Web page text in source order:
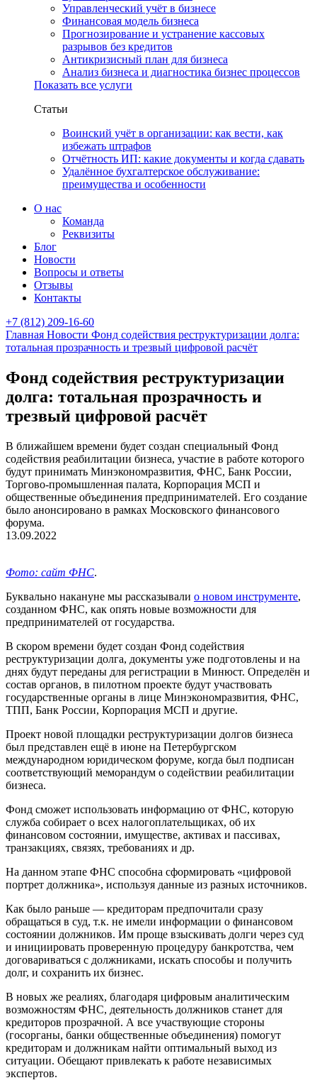
Управленческий учёт в бизнесе
Финансовая модель бизнеса
Прогнозирование и устранение кассовых
разрывов без кредитов
Антикризисный план для бизнеса
Анализ бизнеса и диагностика бизнес процессов
Показать все услуги
Статьи
Воинский учёт в организации: как вести, как
избежать штрафов
Отчётность ИП: какие документы и когда сдавать
Удалённое бухгалтерское обслуживание:
преимущества и особенности
О нас
Команда
Реквизиты
Блог
Новости
Вопросы и ответы
Отзывы
Контакты
+7 (812) 209-16-60
Главная Новости Фонд содействия реструктуризации долга:
тотальная прозрачность и трезвый цифровой расчёт
Фонд содействия реструктуризации
долга: тотальная прозрачность и
трезвый цифровой расчёт
В ближайшем времени будет создан специальный Фонд
содействия реабилитации бизнеса, участие в работе которого
будут принимать Минэкономразвития, ФНС, Банк России,
Торгово-промышленная палата, Корпорация МСП и
общественные объединения предпринимателей. Его создание
было анонсировано в рамках Московского финансового
форума.
13.09.2022
Фото: сайт ФНС.
Буквально накануне мы рассказывали о новом инструменте,
созданном ФНС, как опять новые возможности для
предпринимателей от государства.
В скором времени будет создан Фонд содействия
реструктуризации долга, документы уже подготовлены и на
днях будут переданы для регистрации в Минюст. Определён и
состав органов, в пилотном проекте будут участвовать
государственные органы в лице Минэкономразвития, ФНС,
ТПП, Банк России, Корпорация МСП и другие.
Проект новой площадки реструктуризации долгов бизнеса
был представлен ещё в июне на Петербургском
международном юридическом форуме, когда был подписан
соответствующий меморандум о содействии реабилитации
бизнеса.
Фонд сможет использовать информацию от ФНС, которую
служба собирает о всех налогоплательщиках, об их
финансовом состоянии, имуществе, активах и пассивах,
транзакциях, связях, требованиях и др.
На данном этапе ФНС способна сформировать «цифровой
портрет должника», используя данные из разных источников.
Как было раньше — кредиторам предпочитали сразу
обращаться в суд, т.к. не имели информации о финансовом
состоянии должников. Им проще взыскивать долги через суд
и инициировать проверенную процедуру банкротства, чем
договариваться с должниками, искать способы и получить
долг, и сохранить их бизнес.
В новых же реалиях, благодаря цифровым аналитическим
возможностям ФНС, деятельность должников станет для
кредиторов прозрачной. А все участвующие стороны
(госорганы, банки общественные объединения) помогут
кредиторам и должникам найти оптимальный выход из
ситуации. Обещают привлекать к работе независимых
экспертов.